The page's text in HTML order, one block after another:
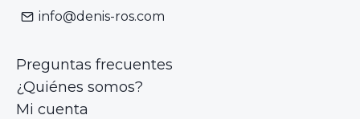
info@denis-ros.com
Preguntas frecuentes
¿Quiénes somos?
Mi cuenta